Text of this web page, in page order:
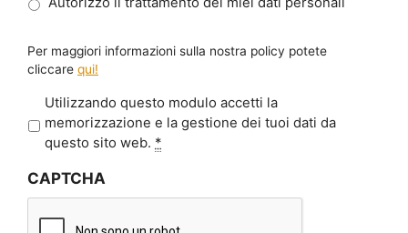
Per maggiori informazioni sulla nostra policy potete
cliccare qui!
r
a
c
Utilizzando questo modulo accetti la
memorizzazione e la gestione dei tuoi dati da
questo sito web. *
CAPTCHA